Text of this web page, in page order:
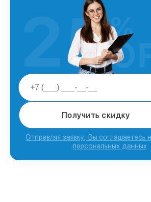
Получить скидку
Отправляя заявку, Вы соглашаетесь
персональных данных
25%